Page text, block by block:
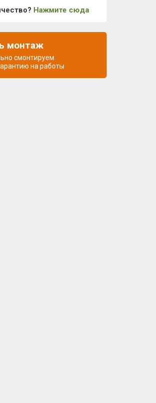
Нажмите сюда
монтаж
смонтируем
на работы